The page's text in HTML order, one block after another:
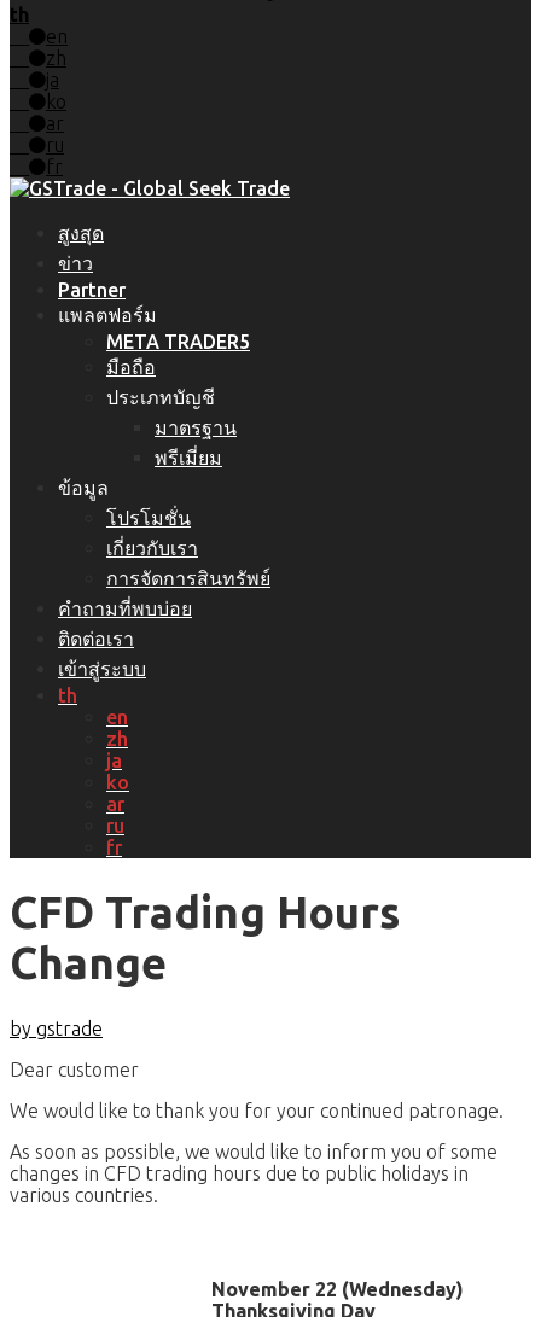
th
en
zh
ja
ko
ar
ru
fr
สูงสุด
ข่าว
Partner
แพลตฟอร์ม
META TRADER5
มือถือ
ประเภทบัญชี
มาตรฐาน
พรีเมี่ยม
ข้อมูล
โปรโมชั่น
เกี่ยวกับเรา
การจัดการสินทรัพย์
คำถามที่พบบ่อย
ติดต่อเรา
เข้าสู่ระบบ
th
en
zh
ja
ko
ar
ru
fr
CFD Trading Hours
Change
by gstrade
Dear customer
We would like to thank you for your continued patronage.
As soon as possible, we would like to inform you of some
changes in CFD trading hours due to public holidays in
various countries.
November 22 (Wednesday)
Thanksgiving Day